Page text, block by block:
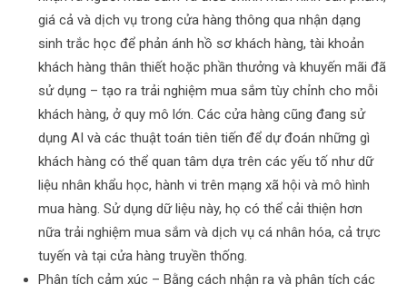
giá cả và dịch vụ trong cửa hàng thông qua nhận dạng
sinh trắc học để phản ánh hồ sơ khách hàng, tài khoản
khách hàng thân thiết hoặc phần thưởng và khuyến mãi đã
sử dụng – tạo ra trải nghiệm mua sắm tùy chỉnh cho mỗi
khách hàng, ở quy mô lớn. Các cửa hàng cũng đang sử
dụng AI và các thuật toán tiên tiến để dự đoán những gì
khách hàng có thể quan tâm dựa trên các yếu tố như dữ
liệu nhân khẩu học, hành vi trên mạng xã hội và mô hình
mua hàng. Sử dụng dữ liệu này, họ có thể cải thiện hơn
nữa trải nghiệm mua sắm và dịch vụ cá nhân hóa, cả trực
tuyến và tại cửa hàng truyền thống.
Phân tích cảm xúc – Bằng cách nhận ra và phân tích các